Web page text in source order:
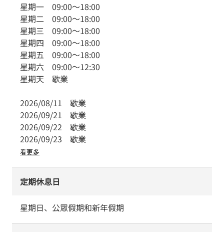
星期一 09:00～18:00
星期二 09:00～18:00
星期三 09:00～18:00
星期四 09:00～18:00
星期五 09:00～18:00
星期六 09:00～12:30
星期天 歇業
2026/08/11 歇業
2026/09/21 歇業
2026/09/22 歇業
2026/09/23 歇業
看更多
定期休息日
星期日、公眾假期和新年假期